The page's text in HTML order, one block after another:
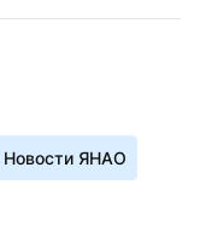
Новости ЯНАО